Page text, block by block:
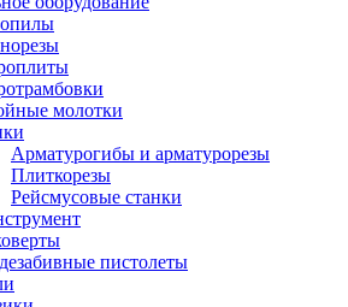
молотки
Арматурогибы и арматурорезы
Плиткорезы
Рейсмусовые станки
пистолеты